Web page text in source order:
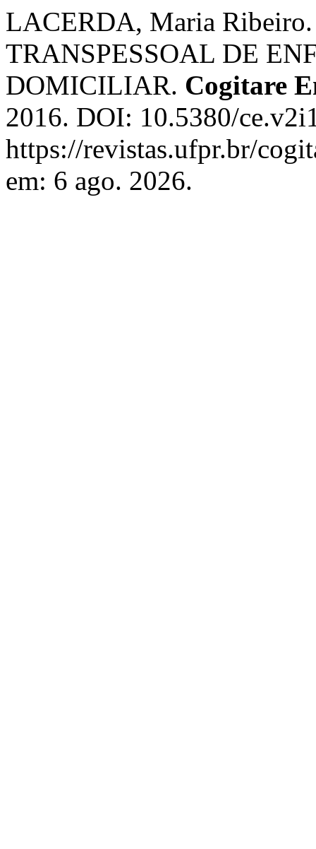
LACERDA, Maria
TRANSPESSOAL DE
DOMICILIAR. Cogitare
2016. DOI: 10.5380/
https://revistas.ufpr.br/
em: 6 ago. 2026.